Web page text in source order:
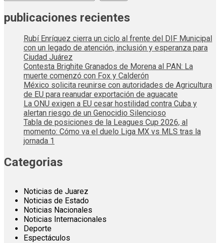
publicaciones recientes
Rubí Enríquez cierra un ciclo al frente del DIF Municipal
con un legado de atención, inclusión y esperanza para
Ciudad Juárez
Contesta Brighite Granados de Morena al PAN: La
muerte comenzó con Fox y Calderón
México solicita reunirse con autoridades de Agricultura
de EU para reanudar exportación de aguacate
La ONU exigen a EU cesar hostilidad contra Cuba y
alertan riesgo de un Genocidio Silencioso
Tabla de posiciones de la Leagues Cup 2026, al
momento: Cómo va el duelo Liga MX vs MLS tras la
jornada 1
Categorias
Noticias de Juarez
Noticias de Estado
Noticias Nacionales
Noticias Internacionales
Deporte
Espectáculos